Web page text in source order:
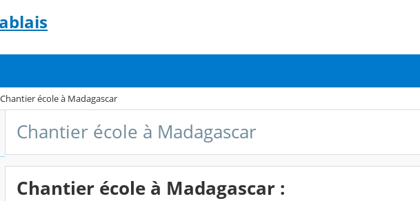
Chantier école à Madagascar
Chantier école à Madagascar
Chantier école à Madagascar :